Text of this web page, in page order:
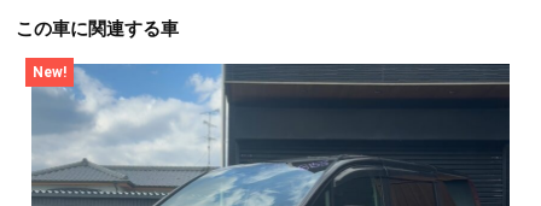
この車に関連する車
New!